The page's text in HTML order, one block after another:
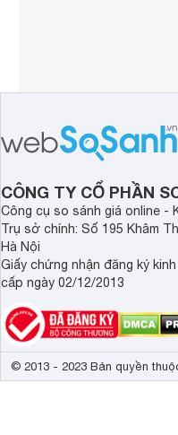
CÔNG TY CỔ PHẦN
Công cụ so sánh giá online -
Trụ sở chính: Số 195 Khâm
Hà Nội
Giấy chứng nhận đăng ký
cấp ngày 02/12/2013
© 2013 - 2023 Bản quyền